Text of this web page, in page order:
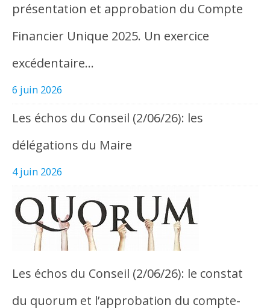
présentation et approbation du Compte
Financier Unique 2025. Un exercice
excédentaire…
6 juin 2026
Les échos du Conseil (2/06/26): les
délégations du Maire
4 juin 2026
Les échos du Conseil (2/06/26): le constat
du quorum et l’approbation du compte-